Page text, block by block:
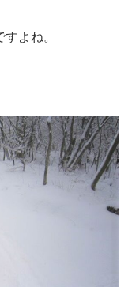
よね。